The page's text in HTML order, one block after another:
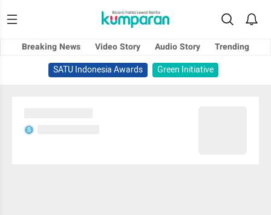
Breaking News Video Story Audio Story
Trending
SATU Indonesia Awards
Green Initiative
S